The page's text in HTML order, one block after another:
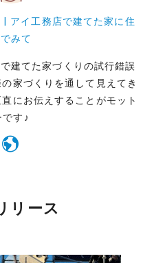
アイ工務店で建てた家に住
みて
建てた家づくりの試行錯誤
家づくりを通して見えてき
にお伝えすることがモット
です♪
リース